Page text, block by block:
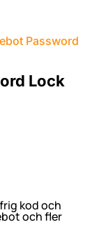
Password
Lock
kod och
och fler